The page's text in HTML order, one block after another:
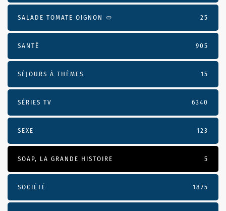
SALADE TOMATE OIGNON 🥙 25
SANTÉ 905
SÉJOURS À THÈMES 15
SÉRIES TV 6340
SEXE 123
SOAP, LA GRANDE HISTOIRE 5
SOCIÉTÉ 1875